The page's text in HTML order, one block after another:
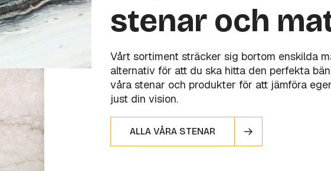
stenar och
Vårt sortiment sträcker sig bortom enskilda
alternativ för att du ska hitta den perfekta
våra stenar och produkter för att jämföra
just din vision.
ALLA VÅRA STENAR